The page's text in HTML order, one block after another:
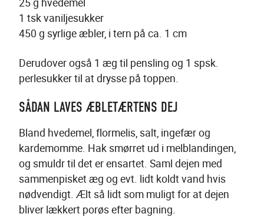
1 tsk vaniljesukker
450 g syrlige æbler, i tern på ca. 1 cm
Derudover også 1 æg til pensling og 1 spsk.
perlesukker til at drysse på toppen.
SÅDAN LAVES ÆBLETÆRTENS DEJ
Bland hvedemel, flormelis, salt, ingefær og
kardemomme. Hak smørret ud i melblandingen,
og smuldr til det er ensartet. Saml dejen med
sammenpisket æg og evt. lidt koldt vand hvis
nødvendigt. Ælt så lidt som muligt for at dejen
bliver lækkert porøs efter bagning.